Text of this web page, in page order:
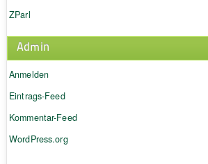
ZParl
Admin
Anmelden
Eintrags-Feed
Kommentar-Feed
WordPress.org